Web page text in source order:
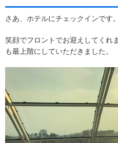
さあ、ホテルにチェックインです。
笑顔でフロントでお迎えしてくれ
も最上階にしていただきました。